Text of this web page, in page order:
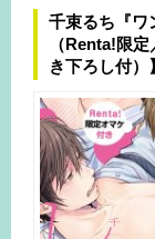
千束るち『ワ
（Renta!限
き下ろし付）